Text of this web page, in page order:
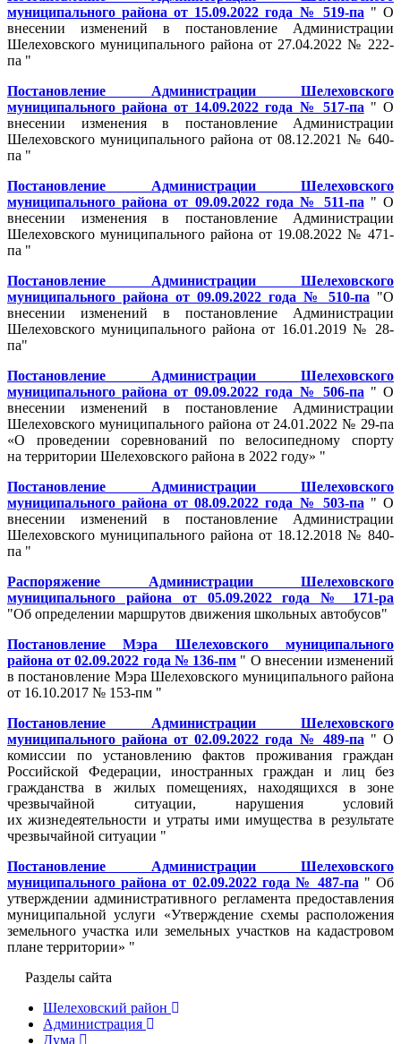
муниципального района от 15.09.2022 года № 519-па " О
внесении изменений в постановление Администрации
Шелеховского муниципального района от 27.04.2022 № 222-
па "
Постановление Администрации Шелеховского
муниципального района от 14.09.2022 года № 517-па " О
внесении изменения в постановление Администрации
Шелеховского муниципального района от 08.12.2021 № 640-
па "
Постановление Администрации Шелеховского
муниципального района от 09.09.2022 года № 511-па " О
внесении изменения в постановление Администрации
Шелеховского муниципального района от 19.08.2022 № 471-
па "
Постановление Администрации Шелеховского
муниципального района от 09.09.2022 года № 510-па "О
внесении изменений в постановление Администрации
Шелеховского муниципального района от 16.01.2019 № 28-
па"
Постановление Администрации Шелеховского
муниципального района от 09.09.2022 года № 506-па " О
внесении изменений в постановление Администрации
Шелеховского муниципального района от 24.01.2022 № 29-па
«О проведении соревнований по велосипедному спорту
на территории Шелеховского района в 2022 году» "
Постановление Администрации Шелеховского
муниципального района от 08.09.2022 года № 503-па " О
внесении изменений в постановление Администрации
Шелеховского муниципального района от 18.12.2018 № 840-
па "
Распоряжение Администрации Шелеховского
муниципального района от 05.09.2022 года № 171-ра
"Об определении маршрутов движения школьных автобусов"
Постановление Мэра Шелеховского муниципального
района от 02.09.2022 года № 136-пм " О внесении изменений
в постановление Мэра Шелеховского муниципального района
от 16.10.2017 № 153-пм "
Постановление Администрации Шелеховского
муниципального района от 02.09.2022 года № 489-па " О
комиссии по установлению фактов проживания граждан
Российской Федерации, иностранных граждан и лиц без
гражданства в жилых помещениях, находящихся в зоне
чрезвычайной ситуации, нарушения условий
их жизнедеятельности и утраты ими имущества в результате
чрезвычайной ситуации "
Постановление Администрации Шелеховского
муниципального района от 02.09.2022 года № 487-па " Об
утверждении административного регламента предоставления
муниципальной услуги «Утверждение схемы расположения
земельного участка или земельных участков на кадастровом
плане территории» "
Разделы сайта
Шелеховский район
Администрация
Дума